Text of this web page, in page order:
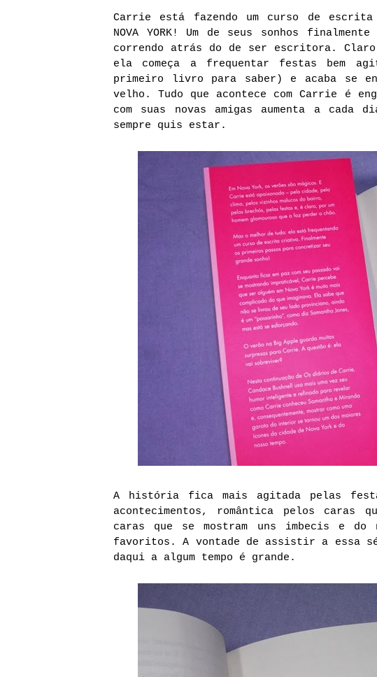
Carrie está fazendo um curso de escrita
NOVA YORK! Um de seus sonhos
correndo atrás do de ser escritora.
ela começa a frequentar festas bem
primeiro livro para saber) e acaba se
velho. Tudo que acontece com Carrie é
com suas novas amigas aumenta a
sempre quis estar.
A história fica mais agitada pelas
acontecimentos, romântica pelos caras
caras que se mostram uns imbecis e do
favoritos. A vontade de assistir a essa
daqui a algum tempo é grande.